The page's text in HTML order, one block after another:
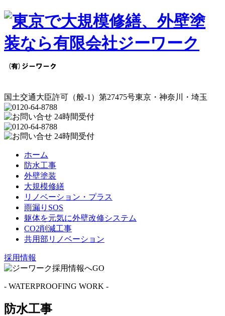
国土交通大臣許可 （般-1）第27475号東京・神奈川・埼玉
ホーム
防水工事
外壁塗装
大規模修繕
リノベーション・プラス
雨漏りSOS
躯体を元気に外壁改修システム
CO2削減工事
共用部リノベーション
採用情報
- WATERPROOFING WORK -
防水工事